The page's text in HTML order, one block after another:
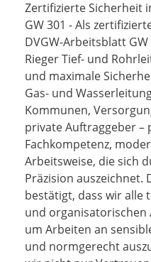
Zertifizierte Sicherheit
GW 301 - Als
DVGW-Arbeitsblatt
Rieger Tief- und
und maximale
Gas- und
Kommunen,
private Auftraggeber
Fachkompetenz,
Arbeitsweise, die sich
Präzision auszeichnet.
bestätigt, dass wir alle
und
um Arbeiten an
und normgerecht